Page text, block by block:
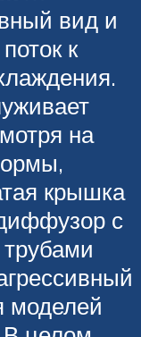
вид и
к
на
крышка
с
моделей